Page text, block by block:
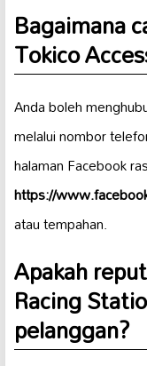
Bagaimana
Tokico
Anda boleh
melalui nombor
halaman Facebook
https://
atau tempahan.
Apakah
Racing
pelanggan?